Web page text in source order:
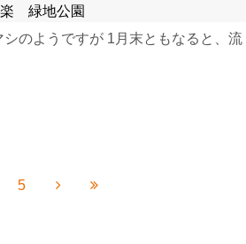
楽 緑地公園
のようですが 1月末ともなると、流
5